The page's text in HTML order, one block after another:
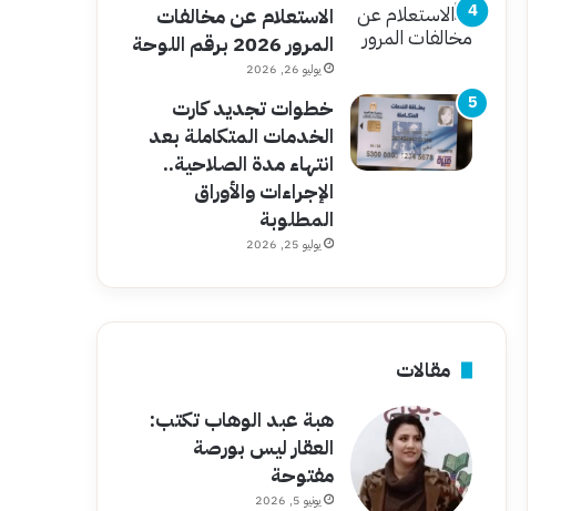
الاستعلام عن مخالفات
المرور 2026 برقم اللوحة
يوليو 26, 2026
خطوات تجديد كارت
الخدمات المتكاملة بعد
انتهاء مدة الصلاحية..
الإجراءات والأوراق
المطلوبة
يوليو 25, 2026
مقالات
هبة عبد الوهاب تكتب:
العقار ليس بورصة
مفتوحة
يونيو 5, 2026